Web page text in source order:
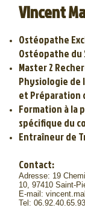
Vincent
Ostéopathe
Ostéopathe du
Master 2
Physiologie de
et Préparation
Formation à la
spécifique du
Entraîneur de
Contact:
Adresse: 19
10, 97410 Saint-
E-mail:
Tel: 06.92.40.65.93